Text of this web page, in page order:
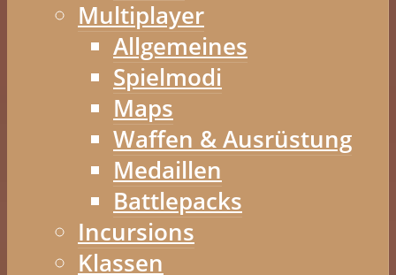
Multiplayer
Allgemeines
Spielmodi
Maps
Waffen & Ausrüstung
Medaillen
Battlepacks
Incursions
Klassen